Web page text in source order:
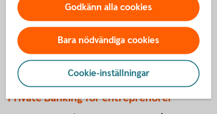
Så finansierar du ett
Du kanske också är intresserad av
Private Banking för entreprenörer
Godkänn alla cookies
Bara nödvändiga cookies
Cookie-inställningar